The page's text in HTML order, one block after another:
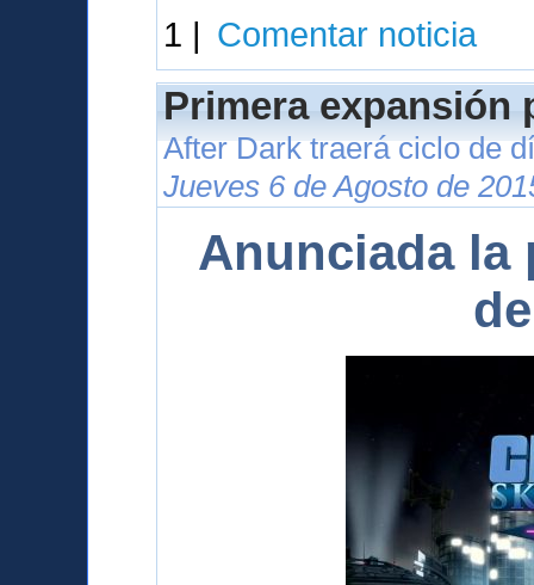
1 | Comentar noticia
Primera expansión
After Dark traerá ciclo de
Jueves 6 de Agosto de
Anunciada la